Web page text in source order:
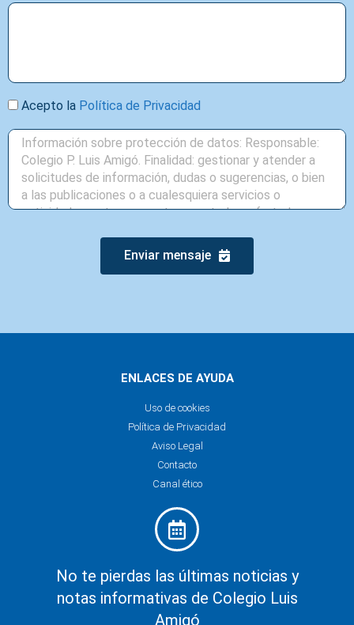
Acepto la Política de Privacidad
Enviar mensaje
ENLACES DE AYUDA
Uso de cookies
Política de Privacidad
Aviso Legal
Contacto
Canal ético
No te pierdas las últimas noticias y
notas informativas de Colegio Luis
Amigó